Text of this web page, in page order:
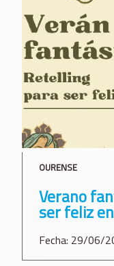
OURENSE
Verano
ser feliz
Fecha: 29/06/